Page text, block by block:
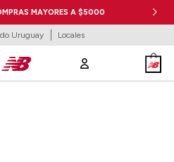
MAYORES A $5000
Uruguay Locales